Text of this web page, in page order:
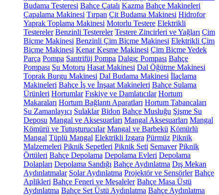
Budama Testeresi Bahçe Çatalı Kazma Bahçe Makineleri
Çapalama Makinesi Tırpan Çit Budama Makinesi Hidrofor
Yaprak Toplama Makinesi Motorlu Testere Elektrikli
Testereler Benzinli Testereler Testere Zincirleri ve Yağları Çim
Biçme Makinesi Benzinli Çim Biçme Makinesi Elektrikli Çim
Biçme Makinesi Kenar Kesme Makinesi Çim Biçme Yedek
Parça Pompa Santrifüj Pompa Dalgıç Pompası Bahçe
Pompası Su Motoru Hasat Makinesi Dal Öğütme Makinesi
Toprak Burgu Makinesi Dal Budama Makinesi İlaçlama
Makineleri Bahçe İş ve İnşaat Makineleri Bahçe Sulama
Ürünleri Hortumlar Fıskiye ve Damlatıcılar Hortum
Makaraları Hortum Bağlantı Aparatları Hortum Tabancaları
Su Zamanlayıcı Sulaklar Bidon Bahçe Musluğu Şişme Su
Deposu Mangal ve Aksesuarları Mangal Aksesuarları Mangal
Kömürü ve Tutuşturucular Mangal ve Barbekü Kömürlü
Mangal Tüplü Mangal Elektrikli Izgara Pürmüz Piknik
Malzemeleri Piknik Sepetleri Piknik Seti Semaver Piknik
Örtüleri Bahçe Depolama Depolama Evleri Depolama
Dolapları Depolama Sandığı Bahçe Aydınlatma Dış Mekan
Aydınlatmalar Solar Aydınlatma Projektör ve Sensörler Bahçe
Aplikleri Bahçe Feneri ve Meşaleler Bahçe Masa Üstü
Aydınlatma Bahçe Set Üstü Aydınlatma Bahçe Aydınlatma